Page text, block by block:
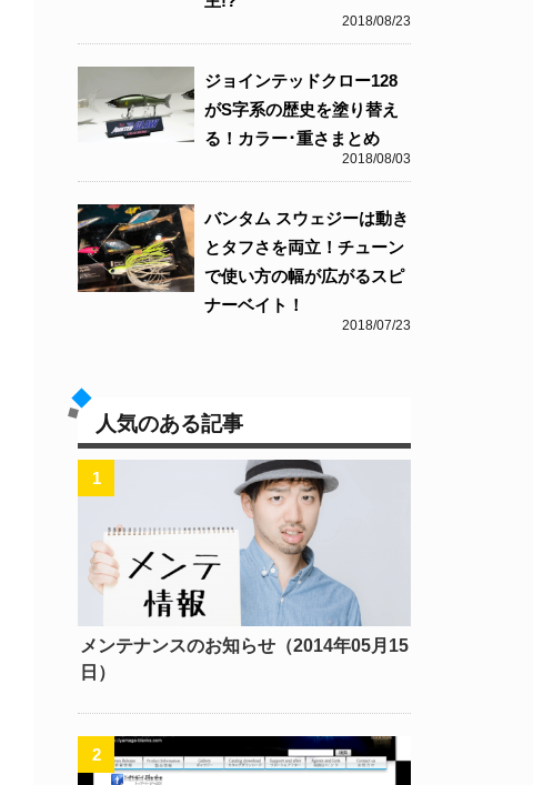
2018/08/23
2018/08/03
ジョインテッドクロー128
がS字系の歴史を塗り替え
る！カラー･重さまとめ
2018/07/23
バンタム スウェジーは動き
とタフさを両立！チューン
で使い方の幅が広がるスピ
ナーベイト！
人気のある記事
メンテナンスのお知らせ（2014年05月15
日）